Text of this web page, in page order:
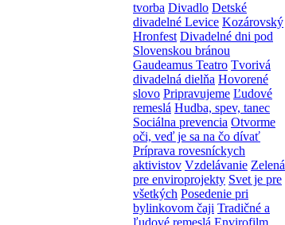
tvorba Divadlo Detské
divadelné Levice Kozárovský
Hronfest Divadelné dni pod
Slovenskou bránou
Gaudeamus Teatro Tvorivá
divadelná dielňa Hovorené
slovo Pripravujeme Ľudové
remeslá Hudba, spev, tanec
Sociálna prevencia Otvorme
oči, veď je sa na čo dívať
Príprava rovesníckych
aktivistov Vzdelávanie Zelená
pre enviroprojekty Svet je pre
všetkých Posedenie pri
bylinkovom čaji Tradičné a
ľudové remeslá Envirofilm